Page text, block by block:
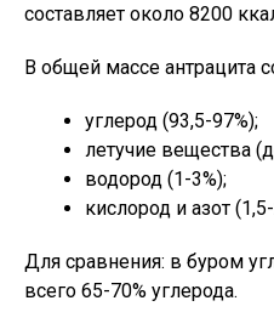
составляет около 8200
В общей массе антрацита
углерод (93,5-97%);
летучие вещества
водород (1-3%);
кислород и азот
Для сравнения: в буром
всего 65-70% углерода.